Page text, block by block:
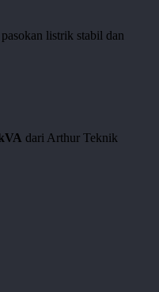
listrik stabil dan
dari Arthur Teknik